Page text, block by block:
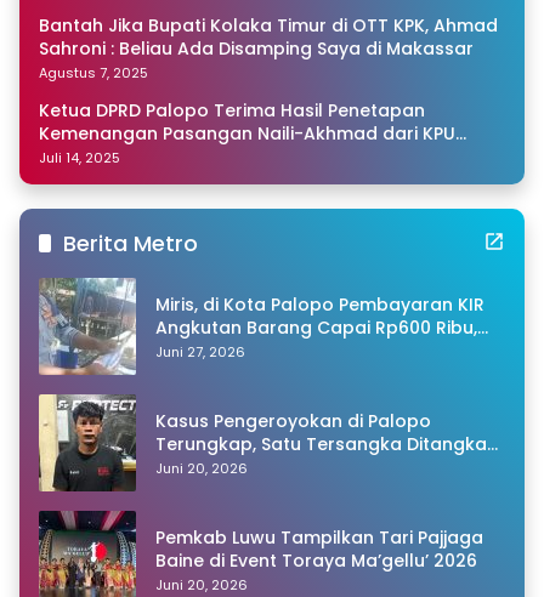
Bantah Jika Bupati Kolaka Timur di OTT KPK, Ahmad
Sahroni : Beliau Ada Disamping Saya di Makassar
Agustus 7, 2025
Ketua DPRD Palopo Terima Hasil Penetapan
Kemenangan Pasangan Naili-Akhmad dari KPU
Sulsel
Juli 14, 2025
Berita Metro
Miris, di Kota Palopo Pembayaran KIR
Angkutan Barang Capai Rp600 Ribu,
Warganet Pertanyakan Dugaan Pungli
Juni 27, 2026
Kasus Pengeroyokan di Palopo
Terungkap, Satu Tersangka Ditangkap
Polisi
Juni 20, 2026
Pemkab Luwu Tampilkan Tari Pajjaga
Baine di Event Toraya Ma’gellu’ 2026
Juni 20, 2026